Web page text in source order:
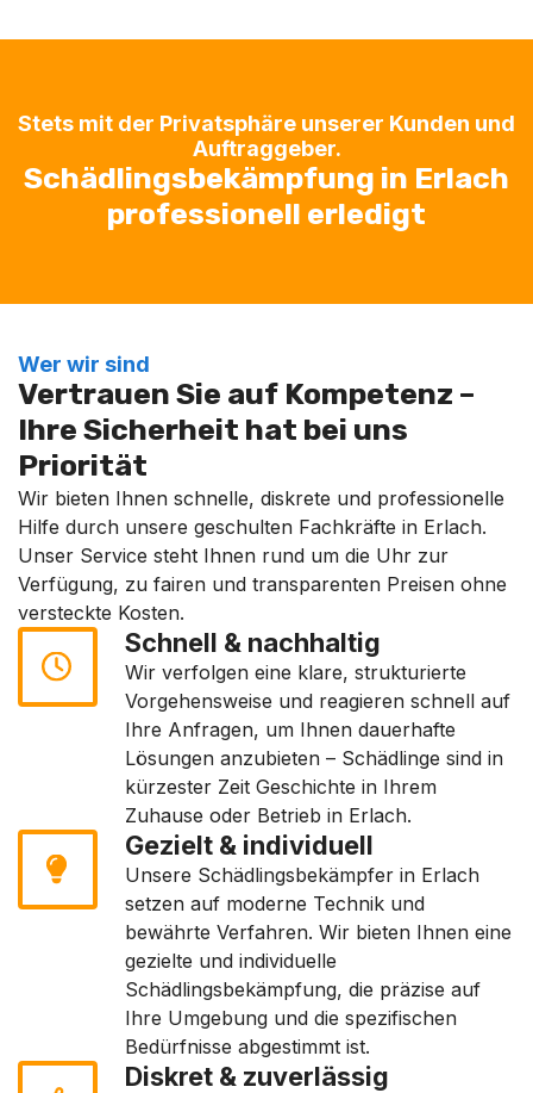
Stets mit der Privatsphäre unserer Kunden und
Auftraggeber.
Schädlingsbekämpfung in Erlach
professionell erledigt
Wer wir sind
Vertrauen Sie auf Kompetenz –
Ihre Sicherheit hat bei uns
Priorität
Wir bieten Ihnen schnelle, diskrete und professionelle
Hilfe durch unsere geschulten Fachkräfte in Erlach.
Unser Service steht Ihnen rund um die Uhr zur
Verfügung, zu fairen und transparenten Preisen ohne
versteckte Kosten.
Schnell & nachhaltig
Wir verfolgen eine klare, strukturierte
Vorgehensweise und reagieren schnell auf
Ihre Anfragen, um Ihnen dauerhafte
Lösungen anzubieten – Schädlinge sind in
kürzester Zeit Geschichte in Ihrem
Zuhause oder Betrieb in Erlach.
Gezielt & individuell
Unsere Schädlingsbekämpfer in Erlach
setzen auf moderne Technik und
bewährte Verfahren. Wir bieten Ihnen eine
gezielte und individuelle
Schädlingsbekämpfung, die präzise auf
Ihre Umgebung und die spezifischen
Bedürfnisse abgestimmt ist.
Diskret & zuverlässig